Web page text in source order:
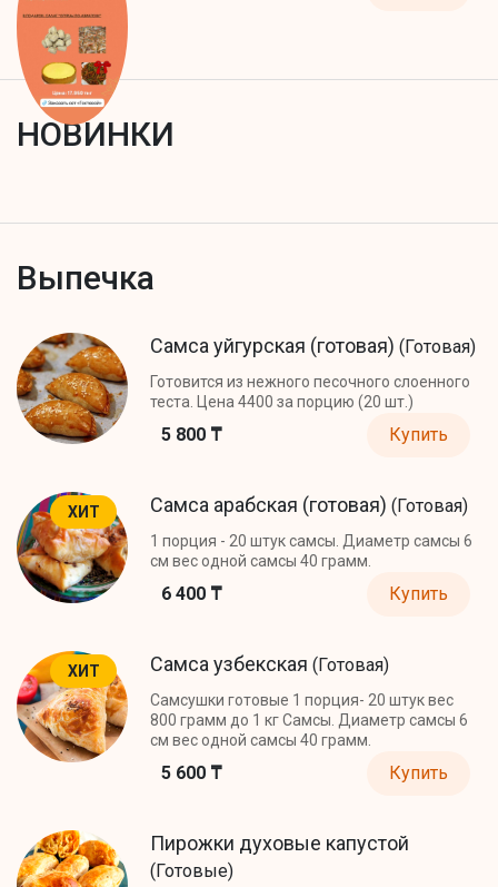
НОВИНКИ
Выпечка
Самса уйгурская (готовая) (Готовая)
Готовится из нежного песочного слоенного
теста. Цена 4400 за порцию (20 шт.)
5 800 ₸ Купить
ХИТ Самса арабская (готовая) (Готовая)
1 порция - 20 штук самсы. Диаметр самсы 6
см вес одной самсы 40 грамм.
6 400 ₸ Купить
ХИТ Самса узбекская (Готовая)
Самсушки готовые 1 порция- 20 штук вес
800 грамм до 1 кг Самсы. Диаметр самсы 6
см вес одной самсы 40 грамм.
5 600 ₸ Купить
Пирожки духовые капустой
(Готовые)